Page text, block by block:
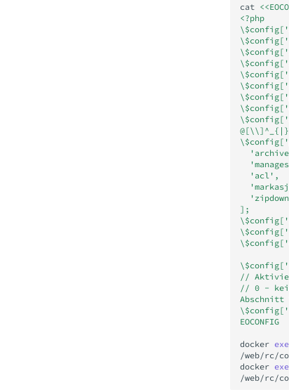
cat
<?php
  'acl',
];
//
// 0 -
Abschnitt
EOCONFIG
docker
/web/rc/
docker